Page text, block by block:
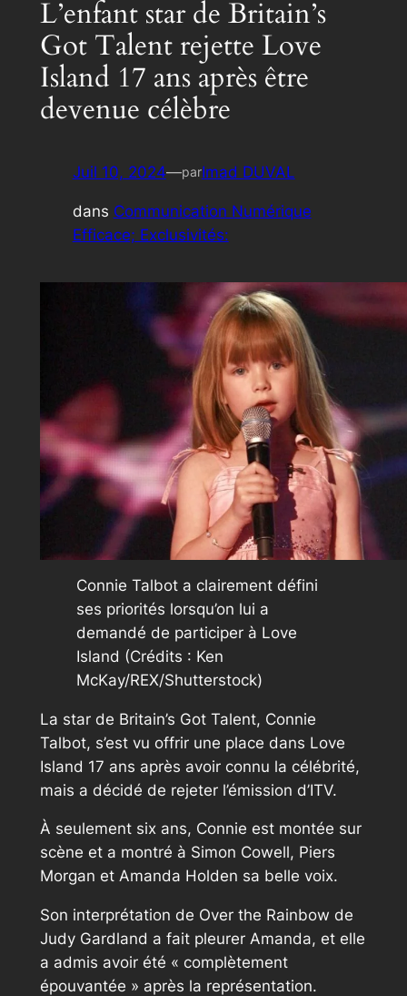
L’enfant star de Britain’s
Got Talent rejette Love
Island 17 ans après être
devenue célèbre
Juil 10, 2024—parImad DUVAL
dans Communication Numérique
Efficace; Exclusivités:
Connie Talbot a clairement défini
ses priorités lorsqu’on lui a
demandé de participer à Love
Island (Crédits : Ken
McKay/REX/Shutterstock)
La star de Britain’s Got Talent, Connie
Talbot, s’est vu offrir une place dans Love
Island 17 ans après avoir connu la célébrité,
mais a décidé de rejeter l’émission d’ITV.
À seulement six ans, Connie est montée sur
scène et a montré à Simon Cowell, Piers
Morgan et Amanda Holden sa belle voix.
Son interprétation de Over the Rainbow de
Judy Gardland a fait pleurer Amanda, et elle
a admis avoir été « complètement
épouvantée » après la représentation.